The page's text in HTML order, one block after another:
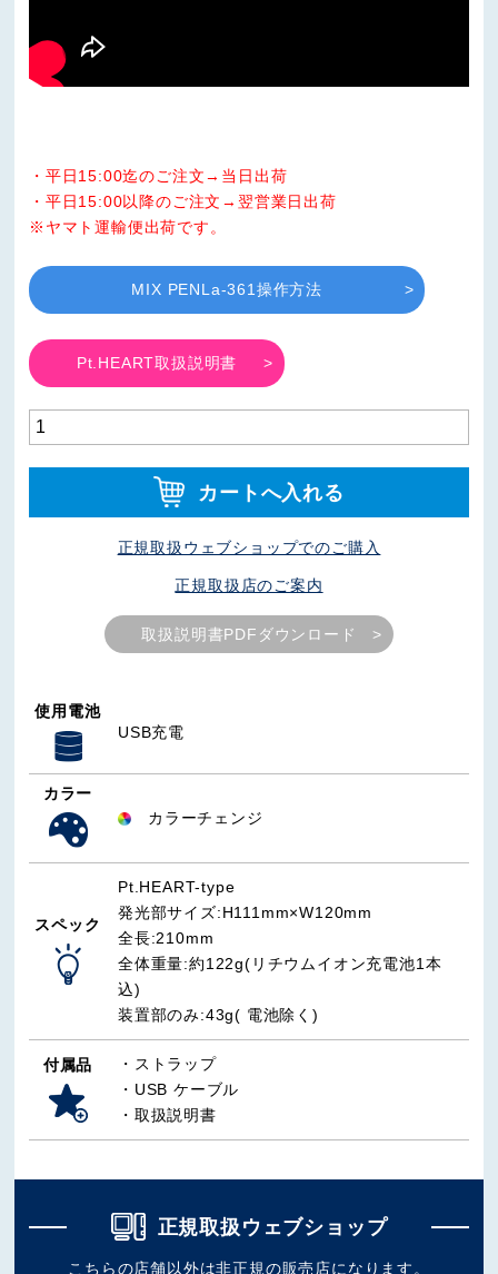
・平日15:00迄のご注文→当日出荷
・平日15:00以降のご注文→翌営業日出荷
※ヤマト運輸便出荷です。
MIX PENLa-361操作方法
Pt.HEART取扱説明書
カートへ入れる
正規取扱ウェブショップでのご購入
正規取扱店のご案内
取扱説明書PDFダウンロード
使用電池
USB充電
カラー
カラーチェンジ
スペック
Pt.HEART-type
発光部サイズ:H111mm×W120mm
全長:210mm
全体重量:約122g(リチウムイオン充電池1本
込)
装置部のみ:43g( 電池除く)
付属品
・ストラップ
・USB ケーブル
・取扱説明書
正規取扱ウェブショップ
こちらの店舗以外は非正規の販売店になります。